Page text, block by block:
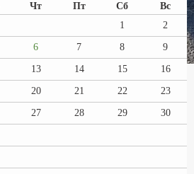
Чт Пт Сб Вс
1 2
6 7 8 9
13 14 15 16
20 21 22 23
27 28 29 30